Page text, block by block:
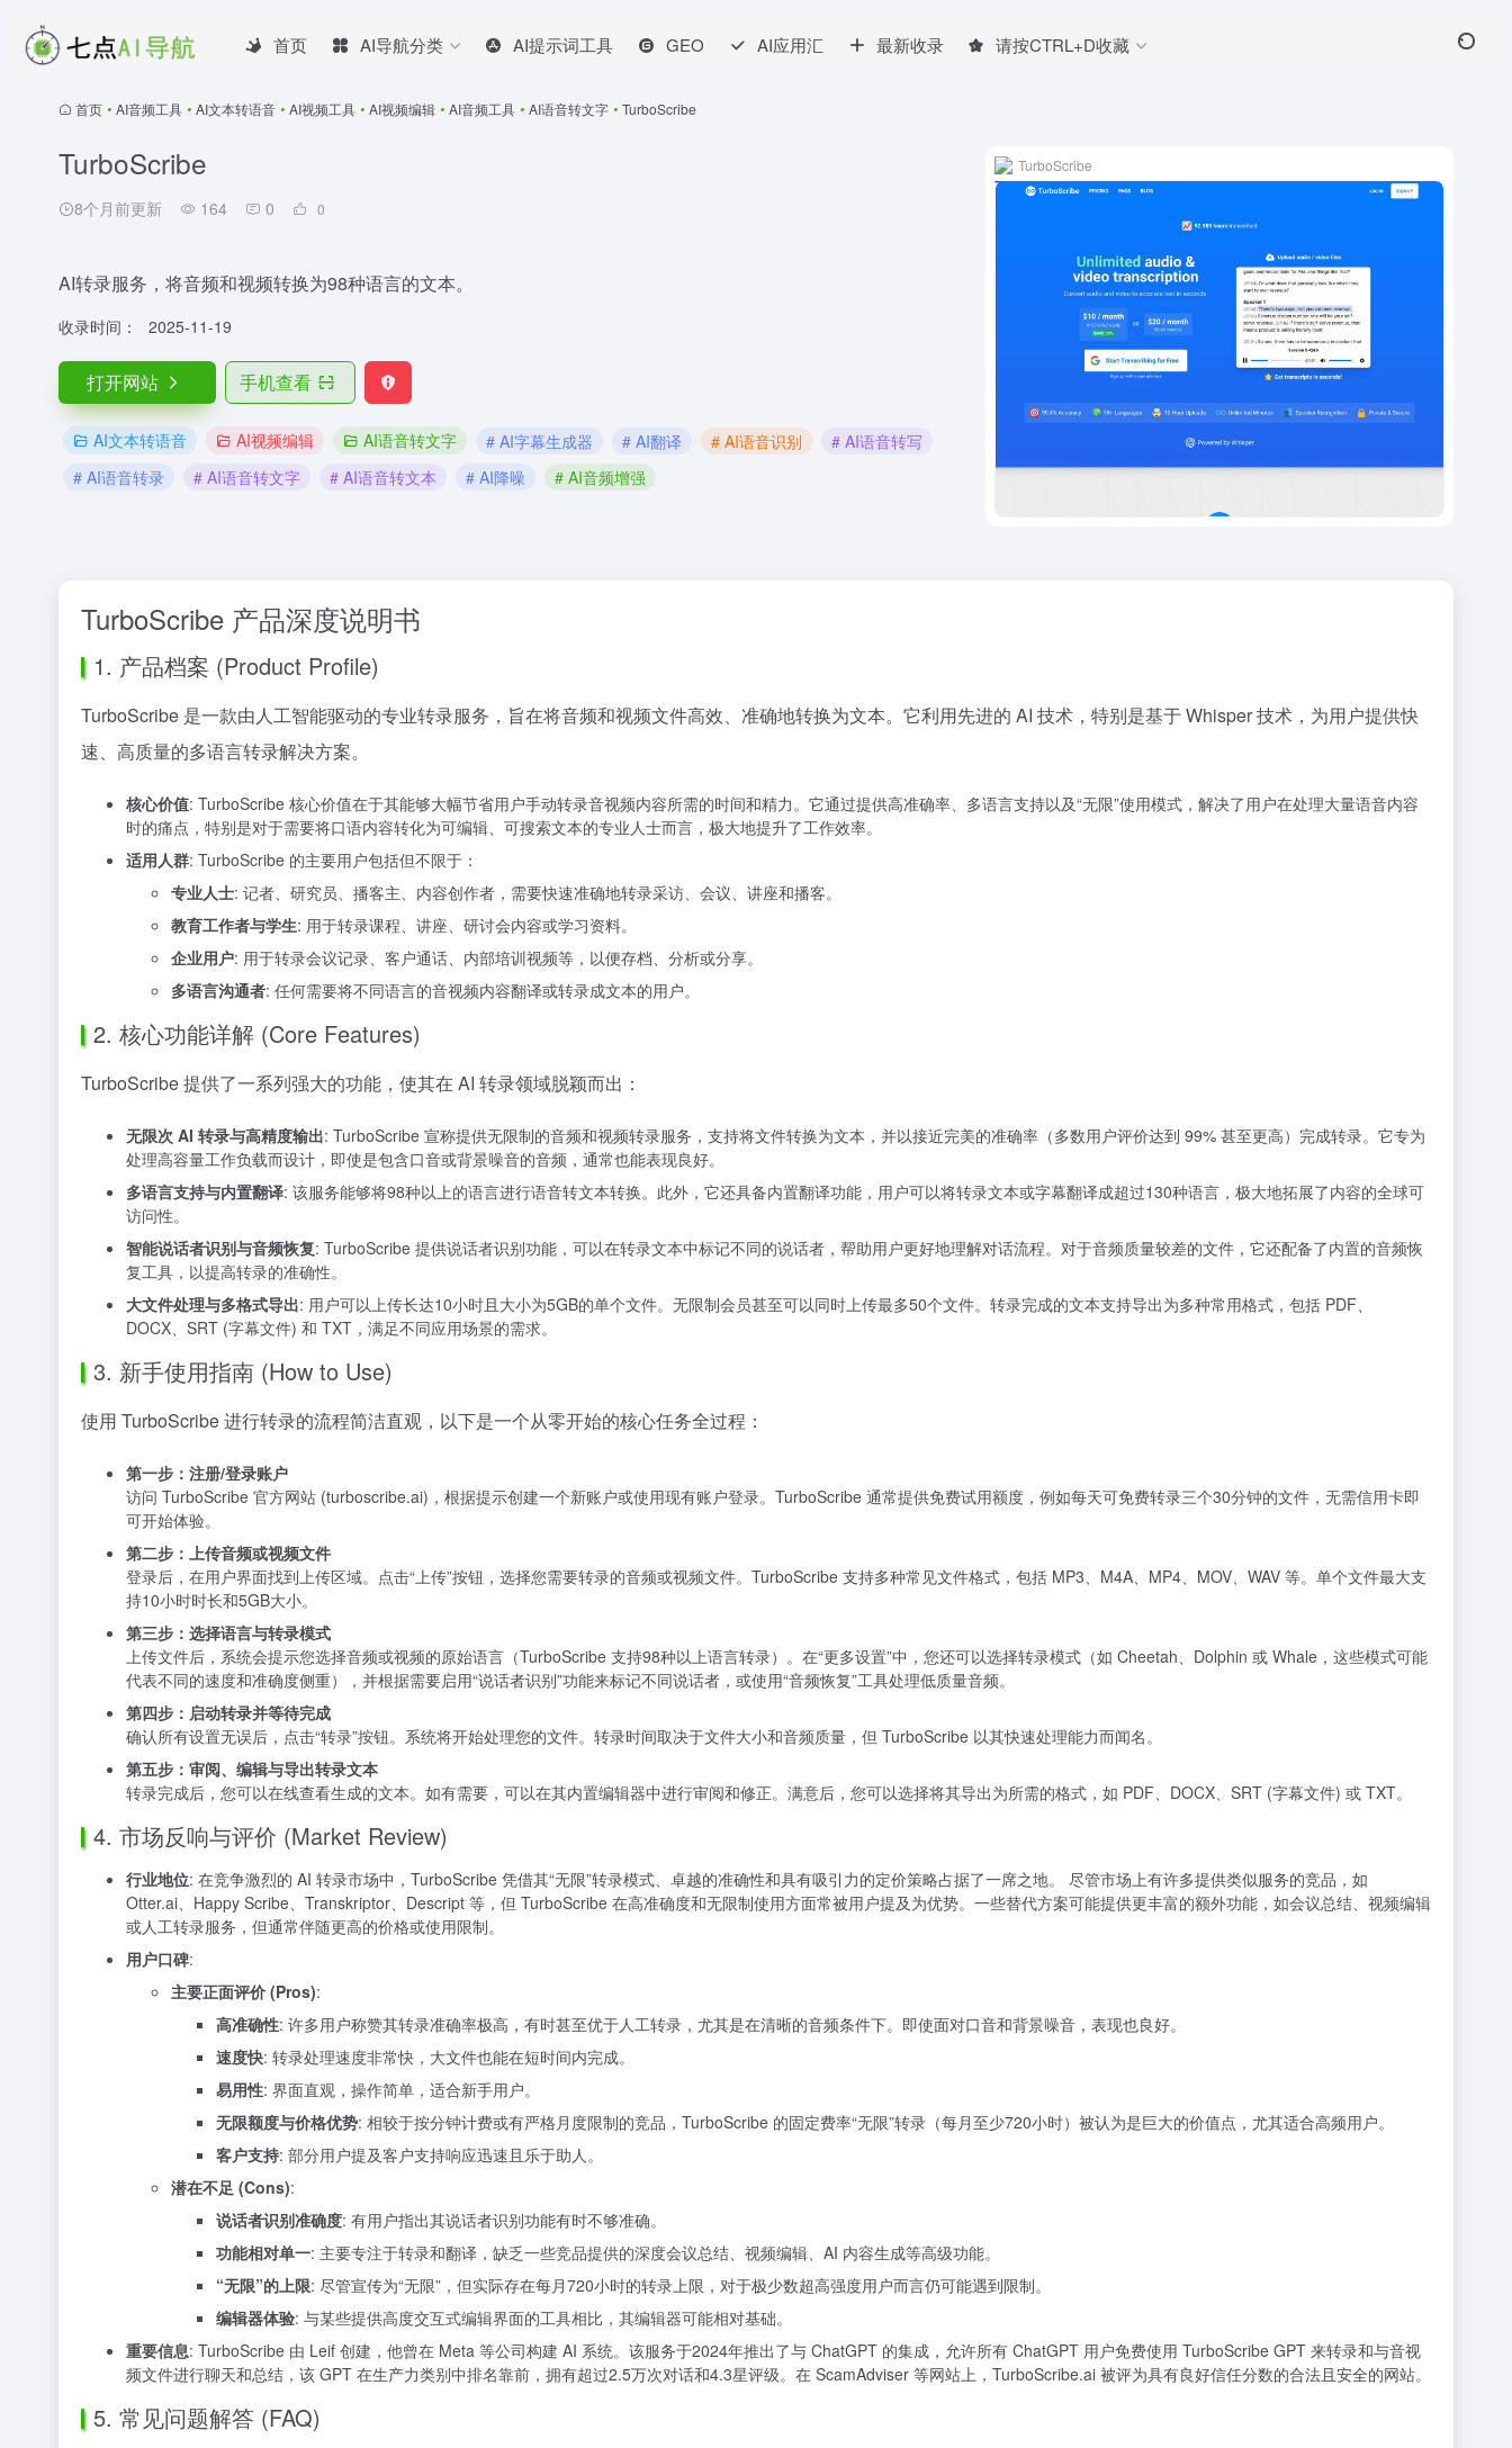
首页 AI导航分类 AI提示词工具 GEO AI应用汇 最新收录 请按CTRL+D收藏
首页 • AI音频工具 • AI文本转语音 • AI视频工具 • AI视频编辑 • AI音频工具 • AI语音转文字 • TurboScribe
TurboScribe
8个月前更新 164 0 0
AI转录服务，将音频和视频转换为98种语言的文本。
收录时间： 2025-11-19
打开网站 手机查看
AI文本转语音 AI视频编辑 AI语音转文字 # AI字幕生成器 # AI翻译 # AI语音识别
# AI语音转写
# AI语音转录
# AI语音转文字 # AI语音转文本 # AI降噪 # AI音频增强
TurboScribe
TurboScribe 产品深度说明书
1. 产品档案 (Product Profile)
TurboScribe 是一款由人工智能驱动的专业转录服务，旨在将音频和视频文件高效、准确地转换为文本。它利用先进的 AI 技术，特别是基于 Whisper 技术，为用户提供快
速、高质量的多语言转录解决方案。
核心价值: TurboScribe 核心价值在于其能够大幅节省用户手动转录音视频内容所需的时间和精力。它通过提供高准确率、多语言支持以及“无限”使用模式，解决了用户在处理大量语音内容
时的痛点，特别是对于需要将口语内容转化为可编辑、可搜索文本的专业人士而言，极大地提升了工作效率。
适用人群: TurboScribe 的主要用户包括但不限于：
专业人士: 记者、研究员、播客主、内容创作者，需要快速准确地转录采访、会议、讲座和播客。
教育工作者与学生: 用于转录课程、讲座、研讨会内容或学习资料。
企业用户: 用于转录会议记录、客户通话、内部培训视频等，以便存档、分析或分享。
多语言沟通者: 任何需要将不同语言的音视频内容翻译或转录成文本的用户。
2. 核心功能详解 (Core Features)
TurboScribe 提供了一系列强大的功能，使其在 AI 转录领域脱颖而出：
无限次 AI 转录与高精度输出: TurboScribe 宣称提供无限制的音频和视频转录服务，支持将文件转换为文本，并以接近完美的准确率（多数用户评价达到 99% 甚至更高）完成转录。它专为
处理高容量工作负载而设计，即使是包含口音或背景噪音的音频，通常也能表现良好。
多语言支持与内置翻译: 该服务能够将98种以上的语言进行语音转文本转换。此外，它还具备内置翻译功能，用户可以将转录文本或字幕翻译成超过130种语言，极大地拓展了内容的全球可
访问性。
智能说话者识别与音频恢复: TurboScribe 提供说话者识别功能，可以在转录文本中标记不同的说话者，帮助用户更好地理解对话流程。对于音频质量较差的文件，它还配备了内置的音频恢
复工具，以提高转录的准确性。
大文件处理与多格式导出: 用户可以上传长达10小时且大小为5GB的单个文件。无限制会员甚至可以同时上传最多50个文件。转录完成的文本支持导出为多种常用格式，包括 PDF、
DOCX、SRT (字幕文件) 和 TXT，满足不同应用场景的需求。
3. 新手使用指南 (How to Use)
使用 TurboScribe 进行转录的流程简洁直观，以下是一个从零开始的核心任务全过程：
第一步：注册/登录账户
访问 TurboScribe 官方网站 (turboscribe.ai)，根据提示创建一个新账户或使用现有账户登录。TurboScribe 通常提供免费试用额度，例如每天可免费转录三个30分钟的文件，无需信用卡即
可开始体验。
第二步：上传音频或视频文件
登录后，在用户界面找到上传区域。点击“上传”按钮，选择您需要转录的音频或视频文件。TurboScribe 支持多种常见文件格式，包括 MP3、M4A、MP4、MOV、WAV 等。单个文件最大支
持10小时时长和5GB大小。
第三步：选择语言与转录模式
上传文件后，系统会提示您选择音频或视频的原始语言（TurboScribe 支持98种以上语言转录）。在“更多设置”中，您还可以选择转录模式（如 Cheetah、Dolphin 或 Whale，这些模式可能
代表不同的速度和准确度侧重），并根据需要启用“说话者识别”功能来标记不同说话者，或使用“音频恢复”工具处理低质量音频。
第四步：启动转录并等待完成
确认所有设置无误后，点击“转录”按钮。系统将开始处理您的文件。转录时间取决于文件大小和音频质量，但 TurboScribe 以其快速处理能力而闻名。
第五步：审阅、编辑与导出转录文本
转录完成后，您可以在线查看生成的文本。如有需要，可以在其内置编辑器中进行审阅和修正。满意后，您可以选择将其导出为所需的格式，如 PDF、DOCX、SRT (字幕文件) 或 TXT。
4. 市场反响与评价 (Market Review)
行业地位: 在竞争激烈的 AI 转录市场中，TurboScribe 凭借其“无限”转录模式、卓越的准确性和具有吸引力的定价策略占据了一席之地。 尽管市场上有许多提供类似服务的竞品，如
Otter.ai、Happy Scribe、Transkriptor、Descript 等，但 TurboScribe 在高准确度和无限制使用方面常被用户提及为优势。一些替代方案可能提供更丰富的额外功能，如会议总结、视频编辑
或人工转录服务，但通常伴随更高的价格或使用限制。
用户口碑:
主要正面评价 (Pros):
高准确性: 许多用户称赞其转录准确率极高，有时甚至优于人工转录，尤其是在清晰的音频条件下。即使面对口音和背景噪音，表现也良好。
速度快: 转录处理速度非常快，大文件也能在短时间内完成。
易用性: 界面直观，操作简单，适合新手用户。
无限额度与价格优势: 相较于按分钟计费或有严格月度限制的竞品，TurboScribe 的固定费率“无限”转录（每月至少720小时）被认为是巨大的价值点，尤其适合高频用户。
客户支持: 部分用户提及客户支持响应迅速且乐于助人。
潜在不足 (Cons):
说话者识别准确度: 有用户指出其说话者识别功能有时不够准确。
功能相对单一: 主要专注于转录和翻译，缺乏一些竞品提供的深度会议总结、视频编辑、AI 内容生成等高级功能。
“无限”的上限: 尽管宣传为“无限”，但实际存在每月720小时的转录上限，对于极少数超高强度用户而言仍可能遇到限制。
编辑器体验: 与某些提供高度交互式编辑界面的工具相比，其编辑器可能相对基础。
重要信息: TurboScribe 由 Leif 创建，他曾在 Meta 等公司构建 AI 系统。该服务于2024年推出了与 ChatGPT 的集成，允许所有 ChatGPT 用户免费使用 TurboScribe GPT 来转录和与音视
频文件进行聊天和总结，该 GPT 在生产力类别中排名靠前，拥有超过2.5万次对话和4.3星评级。在 ScamAdviser 等网站上，TurboScribe.ai 被评为具有良好信任分数的合法且安全的网站。
5. 常见问题解答 (FAQ)